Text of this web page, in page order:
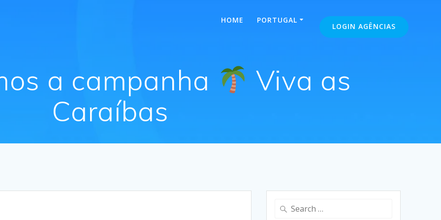
HOME PORTUGAL
LOGIN AGÊNCIAS
a campanha
Viva as
Caraíbas
Search